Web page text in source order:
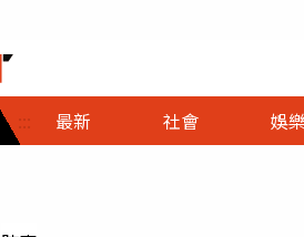
::: 最新 社會
頁
娛樂
娛樂首頁
即時
財經首頁
熱線
政